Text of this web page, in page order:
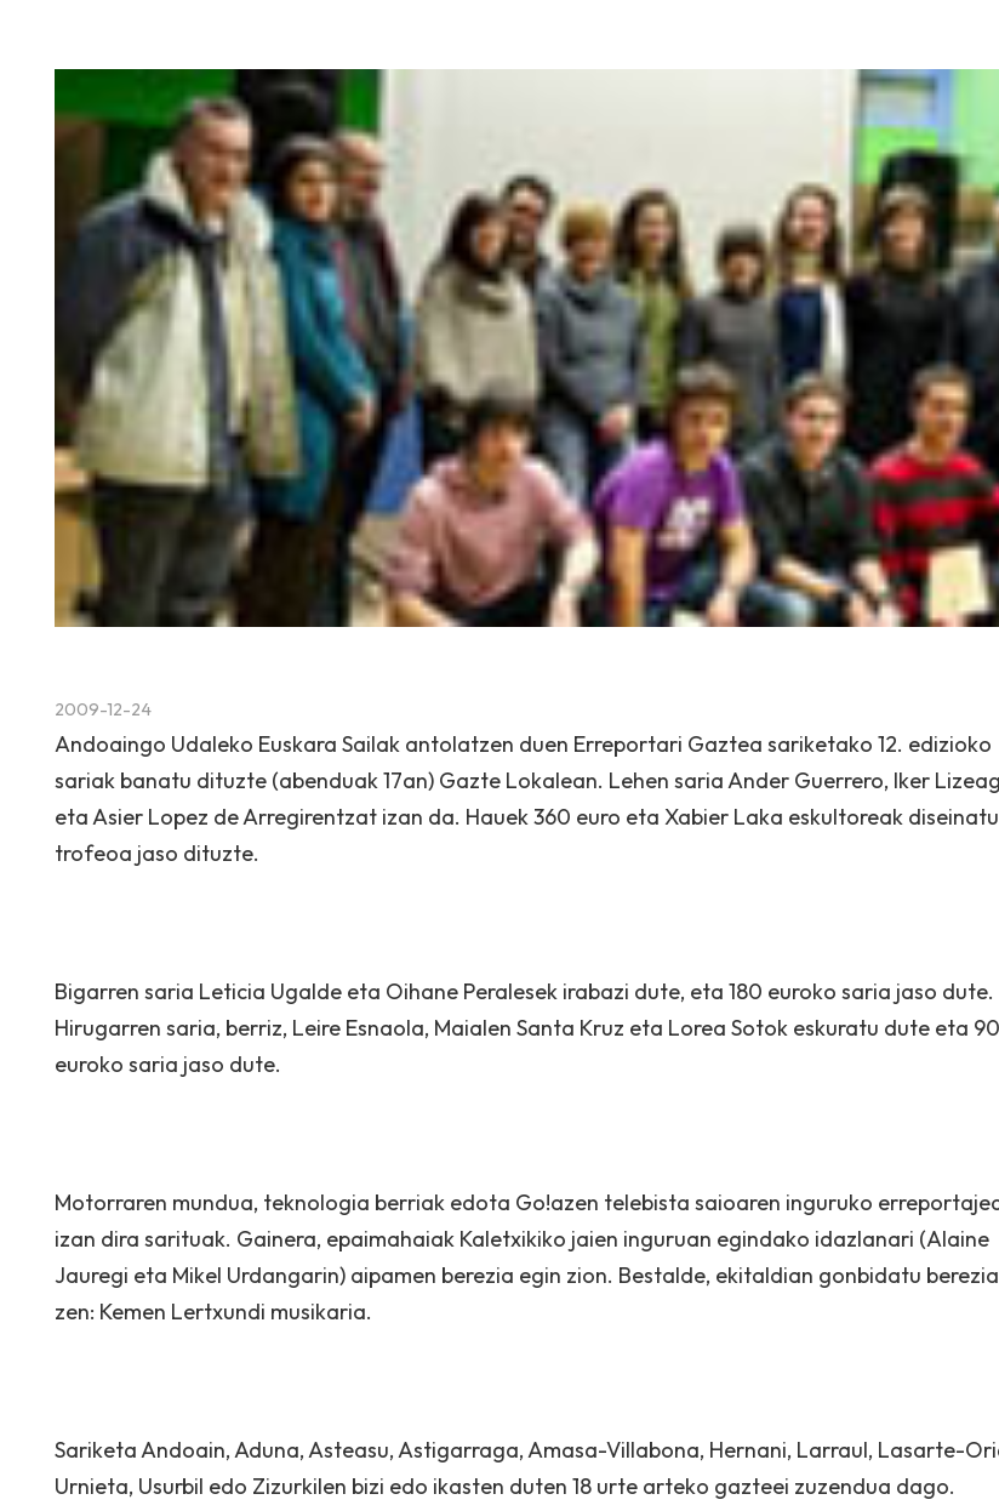
2009-12-24
Andoaingo Udaleko Euskara Sailak antolatzen duen Erreportari Gaztea sariketako 12. edizioko
sariak banatu dituzte (abenduak 17an) Gazte Lokalean. Lehen saria Ander Guerrero, Iker
eta Asier Lopez de Arregirentzat izan da. Hauek 360 euro eta Xabier Laka eskultoreak
trofeoa jaso dituzte.
Bigarren saria Leticia Ugalde eta Oihane Peralesek irabazi dute, eta 180 euroko saria jaso dute.
Hirugarren saria, berriz, Leire Esnaola, Maialen Santa Kruz eta Lorea Sotok eskuratu dute eta 90
euroko saria jaso dute.
Motorraren mundua, teknologia berriak edota Go!azen telebista saioaren inguruko
izan dira sarituak. Gainera, epaimahaiak Kaletxikiko jaien inguruan egindako idazlanari (Alaine
Jauregi eta Mikel Urdangarin) aipamen berezia egin zion. Bestalde, ekitaldian gonbidatu
zen: Kemen Lertxundi musikaria.
Sariketa Andoain, Aduna, Asteasu, Astigarraga, Amasa-Villabona, Hernani, Larraul, Lasarte-
Urnieta, Usurbil edo Zizurkilen bizi edo ikasten duten 18 urte arteko gazteei zuzendua dago.